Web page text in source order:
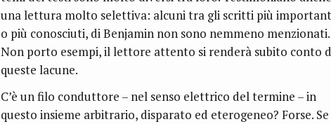
una lettura molto selettiva: alcuni tra gli scritti più
o più conosciuti, di Benjamin non sono nemmeno menzionati.
Non porto esempi, il lettore attento si renderà subito conto
queste lacune.
C’è un filo conduttore – nel senso elettrico del termine – in
questo insieme arbitrario, disparato ed eterogeneo? Forse. Se